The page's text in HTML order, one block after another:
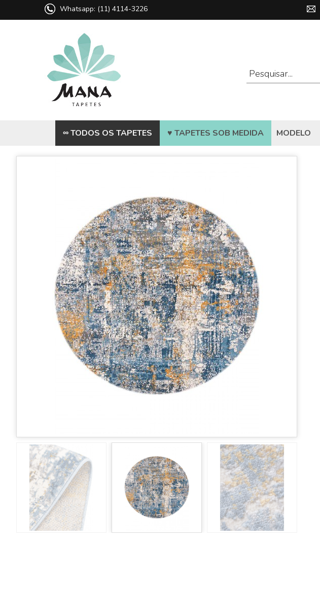
Whatsapp: (11) 4114-3226
∞ TODOS OS TAPETES ♥ TAPETES SOB MEDIDA MODELO